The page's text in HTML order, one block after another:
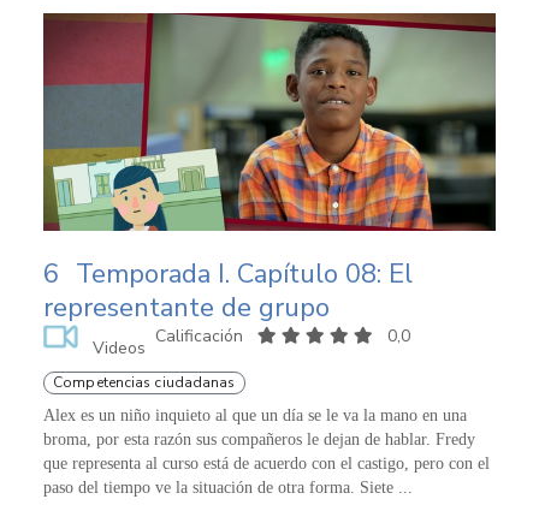
6 Temporada I. Capítulo 08: El
representante de grupo
Videos
Calificación 0,0
Competencias ciudadanas
Alex es un niño inquieto al que un día se le va la mano en una
broma, por esta razón sus compañeros le dejan de hablar. Fredy
que representa al curso está de acuerdo con el castigo, pero con el
paso del tiempo ve la situación de otra forma. Siete ...